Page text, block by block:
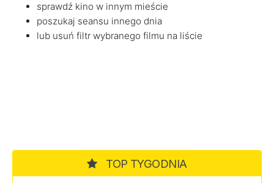
sprawdź kino w innym mieście
poszukaj seansu innego dnia
lub usuń filtr wybranego filmu na liście
TOP TYGODNIA